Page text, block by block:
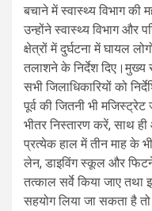
बचाने में स्वास्थ्य विभाग की
उन्होंने स्वास्थ्य विभाग और
क्षेत्रों में दुर्घटना में घायल
तलाशने के निर्देश दिए।मुख्य
सभी जिलाधिकारियों को
पूर्व की जितनी भी
भीतर निस्तारण करें, साथ
प्रत्येक हाल में तीन माह के
लेन, डाइविंग स्कूल और
तत्काल सर्वे किया जाए तथा
सहयोग लिया जा सकता है